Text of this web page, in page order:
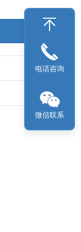
电话咨询
微信联系